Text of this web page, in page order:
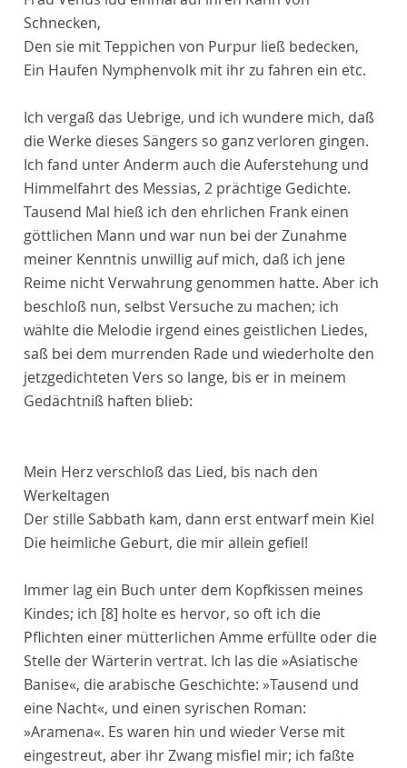
Schnecken,
Den sie mit Teppichen von Purpur ließ bedecken,
Ein Haufen Nymphenvolk mit ihr zu fahren ein etc.
Ich vergaß das Uebrige, und ich wundere mich, daß
die Werke dieses Sängers so ganz verloren gingen.
Ich fand unter Anderm auch die Auferstehung und
Himmelfahrt des Messias, 2 prächtige Gedichte.
Tausend Mal hieß ich den ehrlichen Frank einen
göttlichen Mann und war nun bei der Zunahme
meiner Kenntnis unwillig auf mich, daß ich jene
Reime nicht Verwahrung genommen hatte. Aber ich
beschloß nun, selbst Versuche zu machen; ich
wählte die Melodie irgend eines geistlichen Liedes,
saß bei dem murrenden Rade und wiederholte den
jetzgedichteten Vers so lange, bis er in meinem
Gedächtniß haften blieb:
Mein Herz verschloß das Lied, bis nach den
Werkeltagen
Der stille Sabbath kam, dann erst entwarf mein Kiel
Die heimliche Geburt, die mir allein gefiel!
Immer lag ein Buch unter dem Kopfkissen meines
Kindes; ich [8] holte es hervor, so oft ich die
Pflichten einer mütterlichen Amme erfüllte oder die
Stelle der Wärterin vertrat. Ich las die »Asiatische
Banise«, die arabische Geschichte: »Tausend und
eine Nacht«, und einen syrischen Roman:
»Aramena«. Es waren hin und wieder Verse mit
eingestreut, aber ihr Zwang misfiel mir; ich faßte